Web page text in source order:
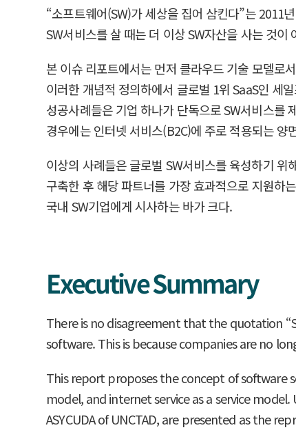
“소프트웨어(SW)가 세상을 집어 삼킨다”는 2011
SW서비스를 살 때는 더 이상 SW자산을 사는 것
본 이슈 리포트에서는 먼저 클라우드 기술 모델로
이러한 개념적 정의하에서 글로벌 1위 SaaS인 세
성공사례들은 기업 하나가 단독으로 SW서비스를
경우에는 인터넷 서비스(B2C)에 주로 적용되는
이상의 사례들은 글로벌 SW서비스를 육성하기
구축한 후 해당 파트너를 가장 효과적으로 지원하
국내 SW기업에게 시사하는 바가 크다.
Executive Summary
There is no disagreement that the quotation
software. This is because companies are no
This report proposes the concept of software
model, and internet service as a service
ASYCUDA of UNCTAD, are presented as the